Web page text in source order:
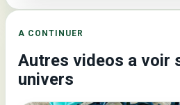
A CONTINUER
Autres videos a voir
univers